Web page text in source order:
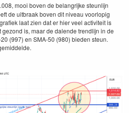
mooi boven de belangrijke steunlijn
de uitbraak boven dit niveau voorlopig
laat zien dat er hier veel activiteit is
is, maar de dalende trendlijn in de
(997) en SMA-50 (980) bieden steun.